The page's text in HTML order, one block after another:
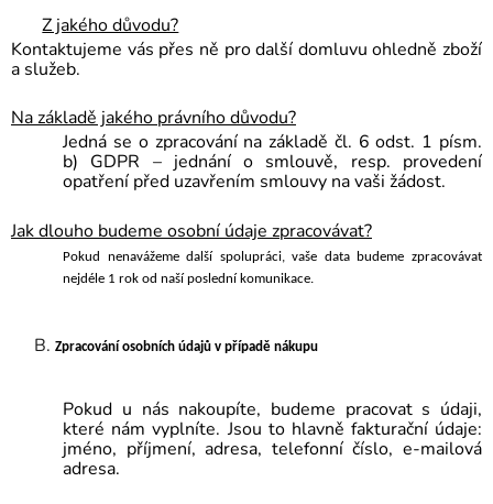
Z jakého důvodu?
Kontaktujeme vás přes ně pro další domluvu ohledně zboží
a služeb.
Na základě jakého právního důvodu?
Jedná se o zpracování na základě čl. 6 odst. 1 písm.
b) GDPR – jednání o smlouvě, resp. provedení
opatření před uzavřením smlouvy na vaši žádost.
Jak dlouho budeme osobní údaje zpracovávat?
Pokud nenavážeme další spolupráci, vaše data budeme zpracovávat
nejdéle 1 rok od naší poslední komunikace.
Zpracování osobních údajů v případě nákupu
Pokud u nás nakoupíte, budeme pracovat s údaji,
které nám vyplníte. Jsou to hlavně fakturační údaje:
jméno, příjmení, adresa, telefonní číslo, e-mailová
adresa.